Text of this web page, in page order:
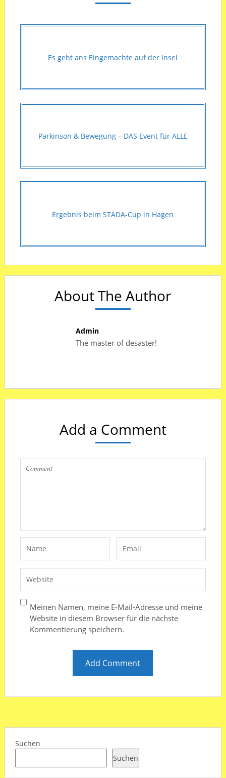
Es geht ans Eingemachte auf der Insel
Parkinson & Bewegung – DAS Event für ALLE
Ergebnis beim STADA-Cup in Hagen
About The Author
Admin
The master of desaster!
Add a Comment
Meinen Namen, meine E-Mail-Adresse und meine
Website in diesem Browser für die nächste
Kommentierung speichern.
Suchen
Suchen